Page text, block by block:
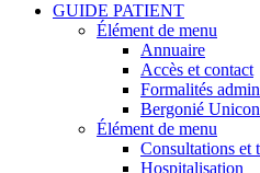
GUIDE PATIENT
Élément de menu
Annuaire
Accès et contact
Formalités
Bergonié
Élément de menu
Consultations et
Hospitalisation